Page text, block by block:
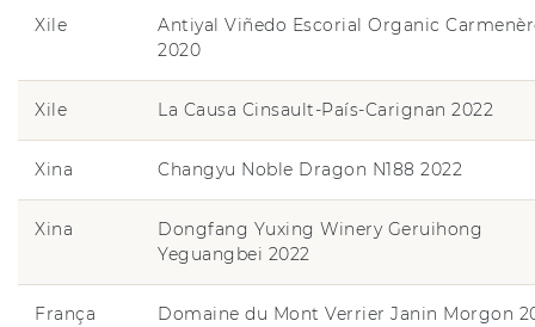
Xile
Antiyal Viñedo Escorial Organic
2020
Xile La Causa Cinsault-País-Carignan 2022
Xina Changyu Noble Dragon N188 2022
Xina
Dongfang Yuxing Winery Geruihong
Yeguangbei 2022
França Domaine du Mont Verrier Janin Morgon